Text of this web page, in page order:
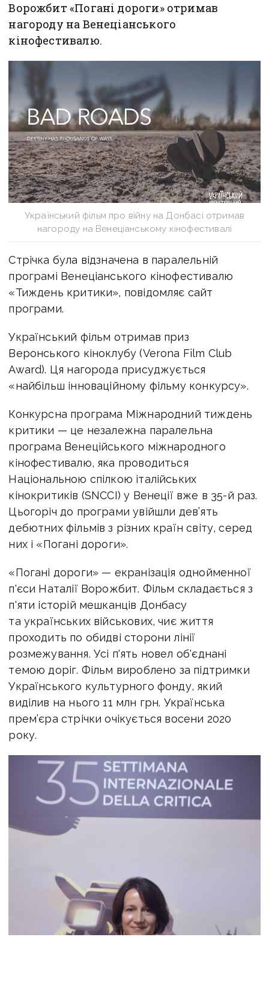
Ворожбит «Погані дороги» отримав
нагороду на Венеціанського
кінофестивалю.
Український фільм про війну на Донбасі отримав
нагороду на Венеціанському кінофестивалі
Стрічка була відзначена в паралельній
програмі Венеціанського кінофестивалю
«Тиждень критики», повідомляє сайт
програми.
Український фільм отримав приз
Веронського кіноклубу (Verona Film Club
Award). Ця нагорода присуджується
«найбільш інноваційному фільму конкурсу».
Конкурсна програма Міжнародний тиждень
критики — це незалежна паралельна
програма Венеційського міжнародного
кінофестивалю, яка проводиться
Національною спілкою італійських
кінокритиків (SNCCI) у Венеції вже в 35-й раз.
Цьогоріч до програми увійшли дев’ять
дебютних фільмів з різних країн світу, серед
них і «Погані дороги».
«Погані дороги» — екранізація однойменної
п'єси Наталії Ворожбит. Фільм складається з
п'яти історій мешканців Донбасу
та українських військових, чиє життя
проходить по обидві сторони лінії
розмежування. Усі п'ять новел об'єднані
темою доріг. Фільм вироблено за підтримки
Українського культурного фонду, який
виділив на нього 11 млн грн. Українська
прем’єра стрічки очікується восени 2020
року.